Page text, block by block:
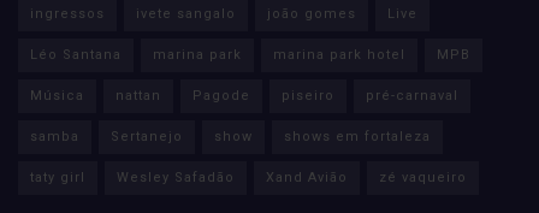
ingressos ivete sangalo joão gomes Live
Léo Santana marina park marina park hotel MPB
Música nattan Pagode piseiro pré-carnaval
samba Sertanejo show shows em fortaleza
taty girl Wesley Safadão Xand Avião zé vaqueiro